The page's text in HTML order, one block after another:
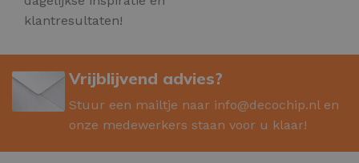
klantresultaten!
Vrijblijvend advies?
Stuur een mailtje naar info@decochip.nl en
onze medewerkers staan voor u klaar!